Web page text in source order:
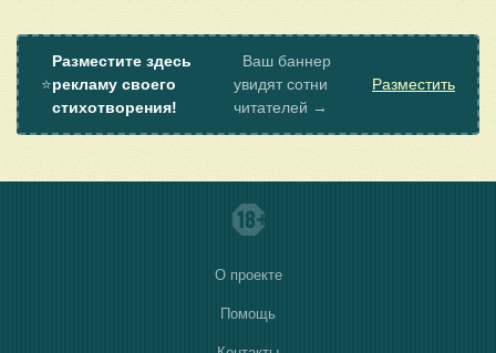
⭐
Разместите здесь
рекламу своего
стихотворения!
Ваш баннер
увидят сотни
читателей →
Разместить
О проекте
Помощь